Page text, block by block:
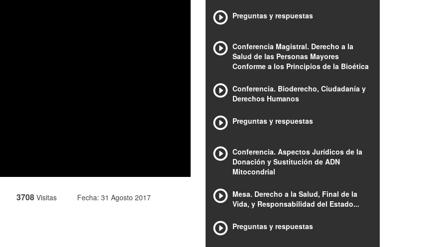
3708 Visitas Fecha: 31 Agosto 2017
Preguntas y respuestas
Conferencia Magistral. Derecho a la
Salud de las Personas Mayores
Conforme a los Principios de la Bioética
Conferencia. Bioderecho, Ciudadanía y
Derechos Humanos
Preguntas y respuestas
Conferencia. Aspectos Jurídicos de la
Donación y Sustitución de ADN
Mitocondrial
Mesa. Derecho a la Salud, Final de la
Vida, y Responsabilidad del Estado...
Preguntas y respuestas